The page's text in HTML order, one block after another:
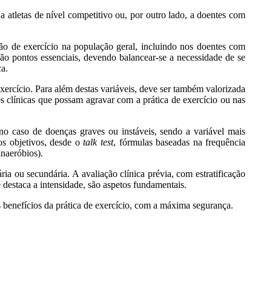
atletas de nível competitivo ou, por outro lado, a doentes com
de exercício na população geral, incluindo nos doentes com
essenciais, devendo balancear-se a necessidade de se
Para além destas variáveis, deve ser também valorizada
que possam agravar com a prática de exercício ou nas
caso de doenças graves ou instáveis, sendo a variável mais
objetivos, desde otalk test, fórmulas baseadas na frequência
ou secundária. A avaliação clínica prévia, com estratificação
a intensidade, são aspetos fundamentais.
da prática de exercício, com a máxima segurança.